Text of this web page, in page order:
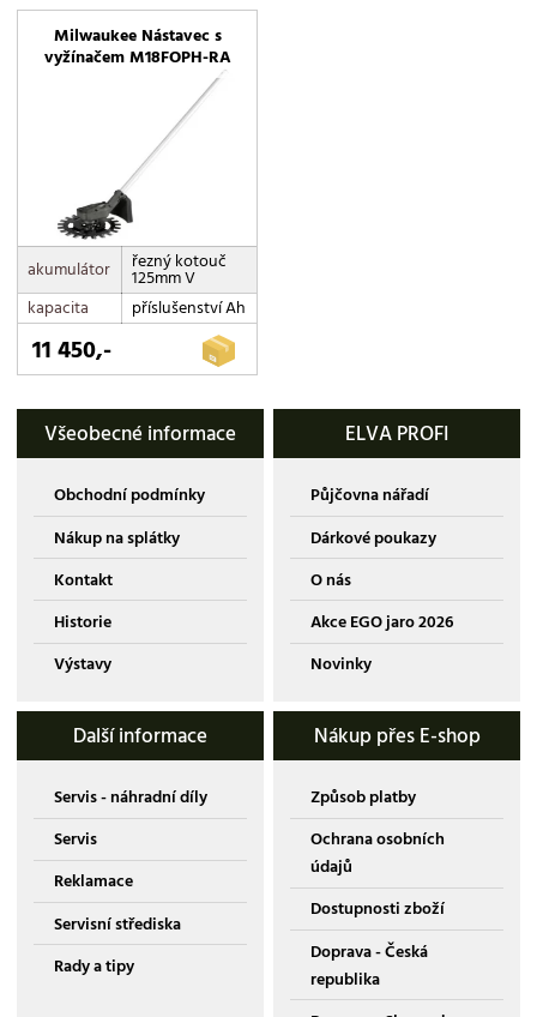
Milwaukee Nástavec s
vyžínačem M18FOPH-RA
akumulátor řezný kotouč
125mm V
kapacita
příslušenství Ah
11 450,-
Všeobecné informace
Obchodní podmínky
Nákup na splátky
Kontakt
Historie
Výstavy
ELVA PROFI
Půjčovna nářadí
Dárkové poukazy
O nás
Akce EGO jaro 2026
Novinky
Další informace
Servis - náhradní díly
Servis
Reklamace
Servisní střediska
Rady a tipy
Nákup přes E-shop
Způsob platby
Ochrana osobních
údajů
Dostupnosti zboží
Doprava - Česká
republika